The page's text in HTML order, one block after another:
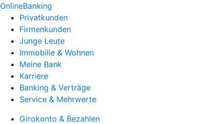
OnlineBanking
Privatkunden
Firmenkunden
Junge Leute
Immobilie & Wohnen
Meine Bank
Karriere
Banking & Verträge
Service & Mehrwerte
Girokonto & Bezahlen